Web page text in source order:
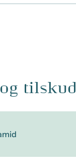
tilskud